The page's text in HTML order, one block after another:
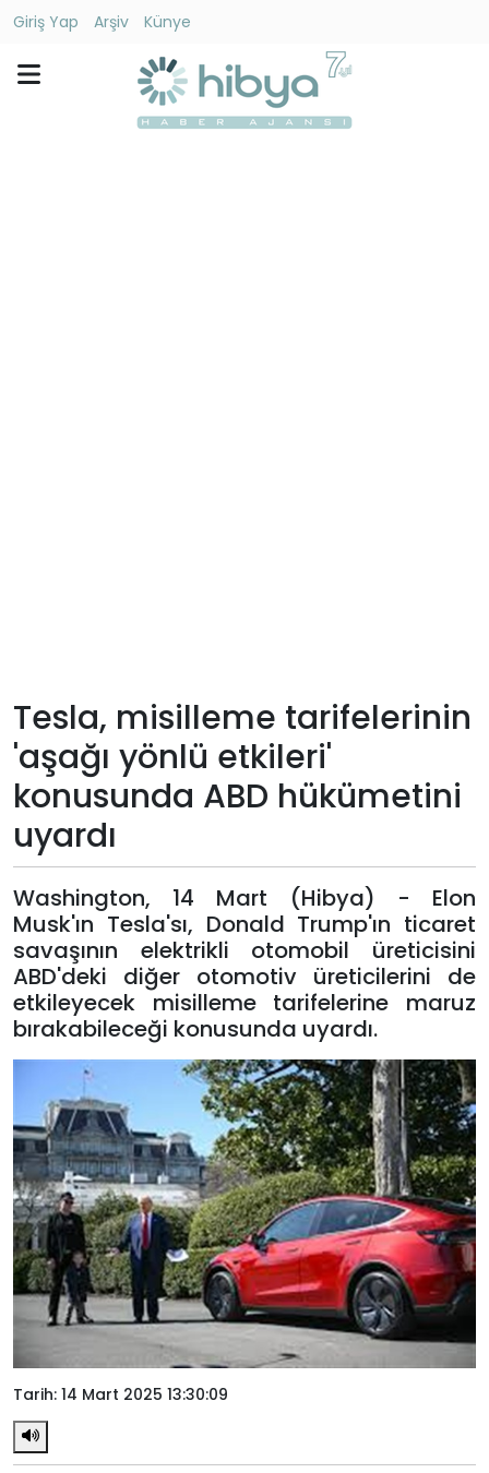
Giriş Yap Arşiv
Künye
Künye
Giriş
Yap
Tesla, misilleme tarifelerinin
'aşağı yönlü etkileri'
konusunda ABD hükümetini
uyardı
Washington, 14 Mart (Hibya) - Elon
Musk'ın Tesla'sı, Donald Trump'ın ticaret
savaşının elektrikli otomobil üreticisini
ABD'deki diğer otomotiv üreticilerini de
etkileyecek misilleme tarifelerine maruz
bırakabileceği konusunda uyardı.
Tarih: 14 Mart 2025 13:30:09